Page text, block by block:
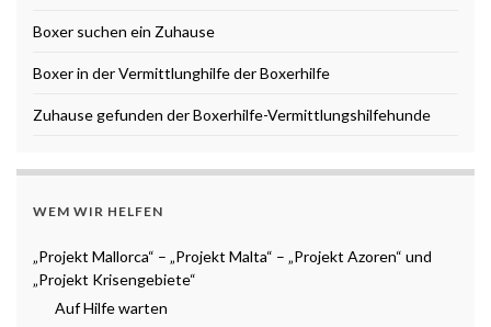
Boxer suchen ein Zuhause
Boxer in der Vermittlunghilfe der Boxerhilfe
Zuhause gefunden der Boxerhilfe-Vermittlungshilfehunde
WEM WIR HELFEN
„Projekt Mallorca“ – „Projekt Malta“ – „Projekt Azoren“ und
„Projekt Krisengebiete“
Auf Hilfe warten